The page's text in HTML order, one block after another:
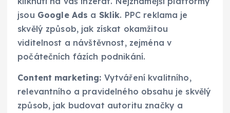
jsou Google Ads a Sklik. PPC reklama je
skvělý způsob, jak získat okamžitou
viditelnost a návštěvnost, zejména v
počátečních fázích podnikání.
Content marketing: Vytváření kvalitního,
relevantního a pravidelného obsahu je skvělý
způsob, jak budovat autoritu značky a